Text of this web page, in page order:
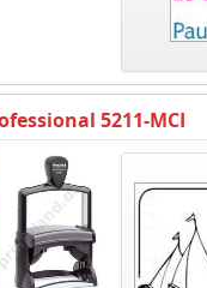
5211-MCI